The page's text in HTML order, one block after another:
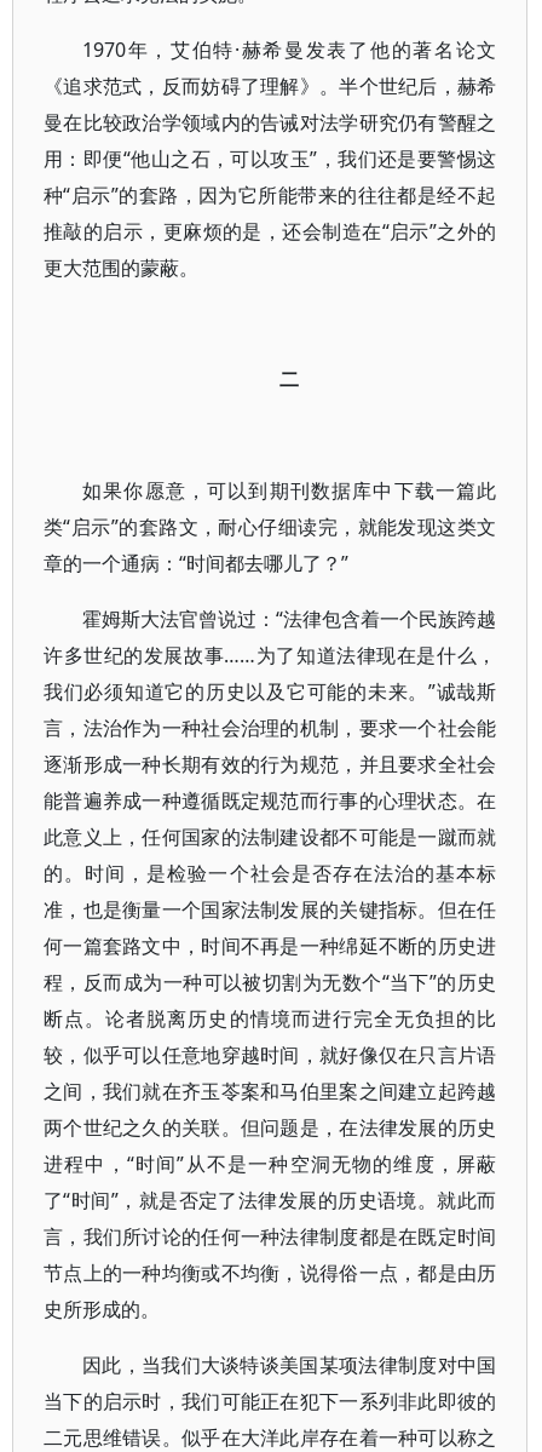
1970年，艾伯特·赫希曼发表了他的著名论文
《追求范式，反而妨碍了理解》。半个世纪后，赫希
曼在比较政治学领域内的告诫对法学研究仍有警醒之
用：即便“他山之石，可以攻玉”，我们还是要警惕这
种“启示”的套路，因为它所能带来的往往都是经不起
推敲的启示，更麻烦的是，还会制造在“启示”之外的
更大范围的蒙蔽。
二
如果你愿意，可以到期刊数据库中下载一篇此
类“启示”的套路文，耐心仔细读完，就能发现这类文
章的一个通病：“时间都去哪儿了？”
霍姆斯大法官曾说过：“法律包含着一个民族跨越
许多世纪的发展故事……为了知道法律现在是什么，
我们必须知道它的历史以及它可能的未来。”诚哉斯
言，法治作为一种社会治理的机制，要求一个社会能
逐渐形成一种长期有效的行为规范，并且要求全社会
能普遍养成一种遵循既定规范而行事的心理状态。在
此意义上，任何国家的法制建设都不可能是一蹴而就
的。时间，是检验一个社会是否存在法治的基本标
准，也是衡量一个国家法制发展的关键指标。但在任
何一篇套路文中，时间不再是一种绵延不断的历史进
程，反而成为一种可以被切割为无数个“当下”的历史
断点。论者脱离历史的情境而进行完全无负担的比
较，似乎可以任意地穿越时间，就好像仅在只言片语
之间，我们就在齐玉苓案和马伯里案之间建立起跨越
两个世纪之久的关联。但问题是，在法律发展的历史
进程中，“时间”从不是一种空洞无物的维度，屏蔽
了“时间”，就是否定了法律发展的历史语境。就此而
言，我们所讨论的任何一种法律制度都是在既定时间
节点上的一种均衡或不均衡，说得俗一点，都是由历
史所形成的。
因此，当我们大谈特谈美国某项法律制度对中国
当下的启示时，我们可能正在犯下一系列非此即彼的
二元思维错误。似乎在大洋此岸存在着一种可以称之